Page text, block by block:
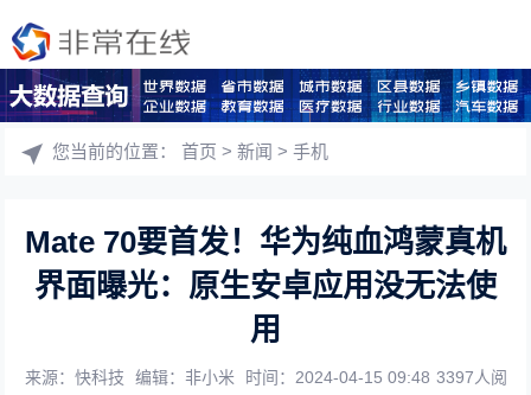
您当前的位置：首页 >新闻 >手机
Mate 70要首发！华为纯血鸿蒙真机
界面曝光：原生安卓应用没无法使
用
来源：快科技 编辑：非小米 时间：2024-04-15 09:48 3397人阅